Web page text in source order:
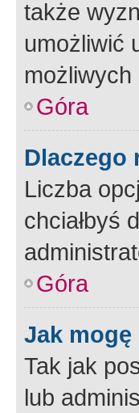
także
umożliwić
Góra
Dlaczego
Liczba
chciałbyś
Góra
Jak
Tak jak
lub